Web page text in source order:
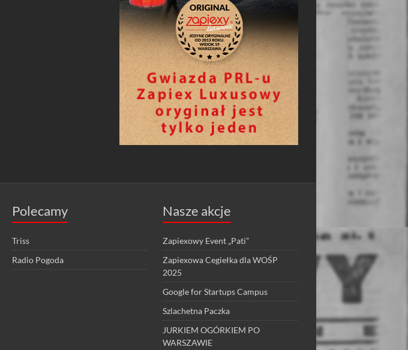
Polecamy
Triss
Radio Pogoda
Nasze akcje
Zapiexowy Event „Pati”
Zapiexowa Cegiełka dla WOŚP
2025
Google for Startups Campus
Szlachetna Paczka
JURKIEM OGÓRKIEM PO
WARSZAWIE